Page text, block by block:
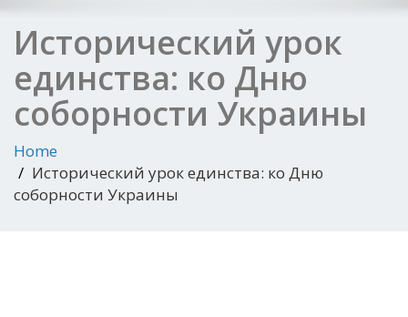
Исторический урок
единства: ко Дню
соборности Украины
Home
Исторический урок единства: ко Дню
соборности Украины